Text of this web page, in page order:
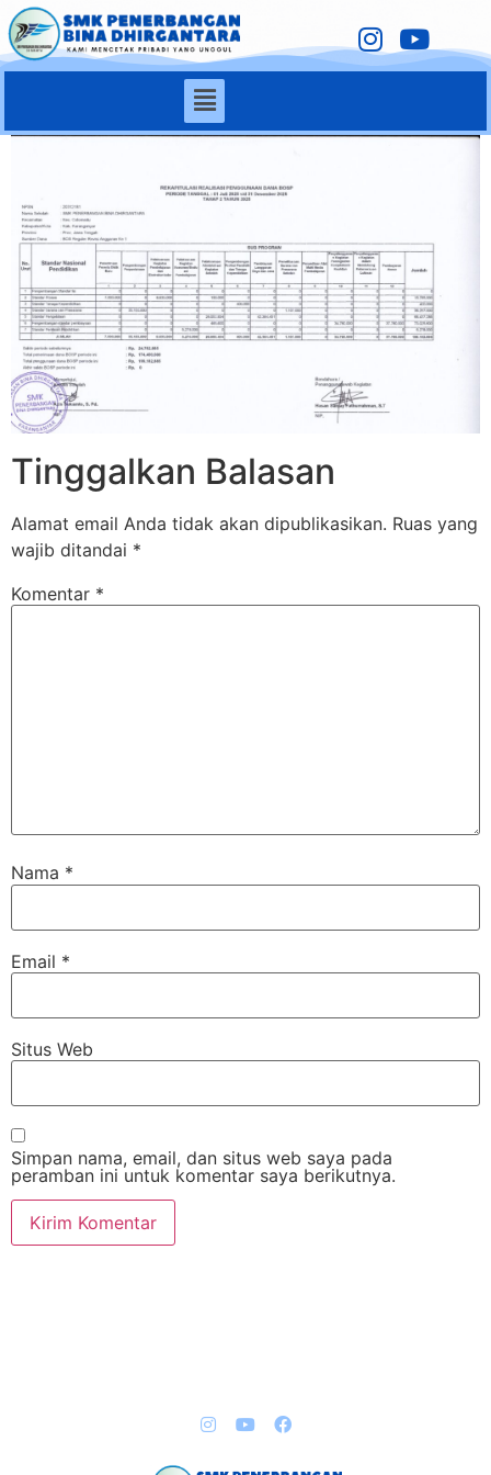
Tinggalkan Balasan
Alamat email Anda tidak akan dipublikasikan. Ruas yang
wajib ditandai *
Komentar *
Nama *
Email *
Situs Web
Simpan nama, email, dan situs web saya pada
peramban ini untuk komentar saya berikutnya.